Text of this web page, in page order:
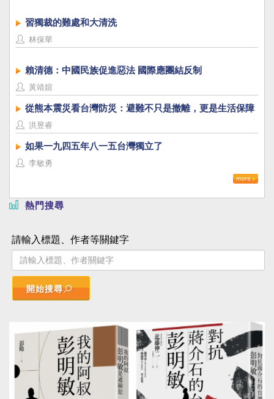
習獨裁的難處和大清洗
林保華
賴清德：中國民族促進惡法 國際應團結反制
黃靖媗
從熊本震災看台灣防災：避難不只是撤離，更是生活保障
洪昱睿
如果一九四五年八一五台灣獨立了
李敏勇
熱門搜尋
請輸入標題、作者等關鍵字
開始搜尋